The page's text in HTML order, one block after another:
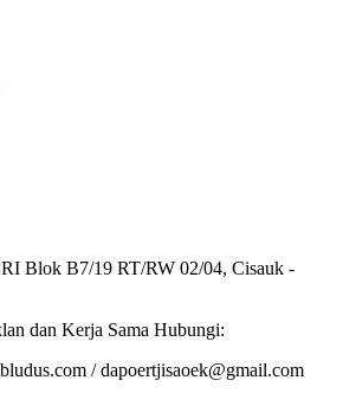
Blok B7/19 RT/RW 02/04, Cisauk -
dan Kerja Sama Hubungi:
/ dapoertjisaoek@gmail.com